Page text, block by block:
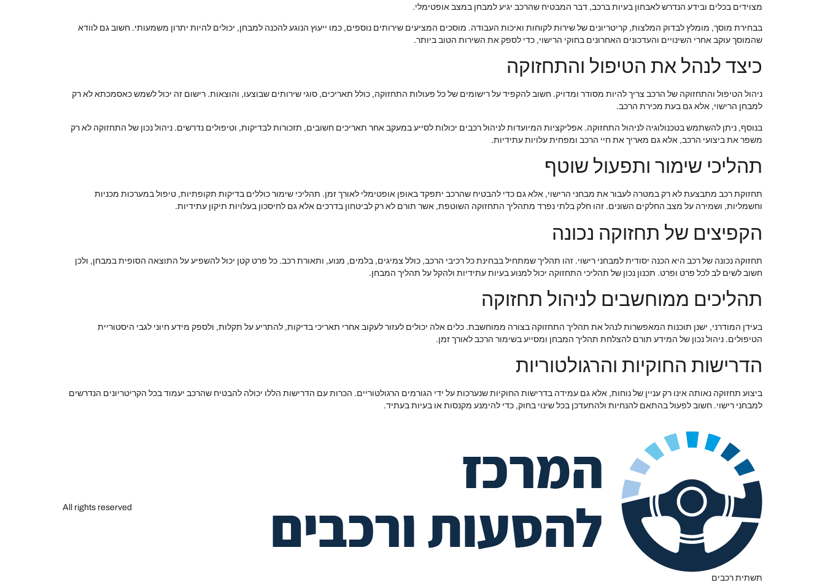
מצוידים בכלים ובידע הנדרש לאבחון בעיות ברכב, דבר המבטיח שהרכב יגיע למבחן במצב אופטימלי.
בבחירת מוסך, מומלץ לבדוק המלצות, קריטריונים של שירות לקוחות ואיכות העבודה. מוסכים המציעים שירותים נוספים, כמו ייעוץ הנוגע להכנה למבחן, יכולים להיות יתרון משמעותי. חשוב גם לוודא
שהמוסך עוקב אחרי השינויים והעדכונים האחרונים בחוקי הרישוי, כדי לספק את השירות הטוב ביותר.
כיצד לנהל את הטיפול והתחזוקה
ניהול הטיפול והתחזוקה של הרכב צריך להיות מסודר ומדויק. חשוב להקפיד על רישומים של כל פעולות התחזוקה, כולל תאריכים, סוגי שירותים שבוצעו, והוצאות. רישום זה יכול לשמש כאסמכתא לא רק
למבחן הרישוי, אלא גם בעת מכירת הרכב.
בנוסף, ניתן להשתמש בטכנולוגיה לניהול התחזוקה. אפליקציות המיועדות לניהול רכבים יכולות לסייע במעקב אחר תאריכים חשובים, תזכורות לבדיקות, וטיפולים נדרשים. ניהול נכון של התחזוקה לא רק
משפר את ביצועי הרכב, אלא גם מאריך את חיי הרכב ומפחית עלויות עתידיות.
תהליכי שימור ותפעול שוטף
תחזוקת רכב מתבצעת לא רק במטרה לעבור את מבחני הרישוי, אלא גם כדי להבטיח שהרכב יתפקד באופן אופטימלי לאורך זמן. תהליכי שימור כוללים בדיקות תקופתיות, טיפול במערכות מכניות
וחשמליות, ושמירה על מצב החלקים השונים. זהו חלק בלתי נפרד מתהליך התחזוקה השוטפת, אשר תורם לא רק לביטחון בדרכים אלא גם לחיסכון בעלויות תיקון עתידיות.
הקפיצים של תחזוקה נכונה
תחזוקה נכונה של רכב היא הכנה יסודית למבחני רישוי. זהו תהליך שמתחיל בבחינת כל רכיבי הרכב, כולל צמיגים, בלמים, מנוע, ותאורת רכב. כל פרט קטן יכול להשפיע על התוצאה הסופית במבחן, ולכן
חשוב לשים לב לכל פרט ופרט. תכנון נכון של תהליכי התחזוקה יכול למנוע בעיות עתידיות ולהקל על תהליך המבחן.
תהליכים ממוחשבים לניהול תחזוקה
בעידן המודרני, ישנן תוכנות המאפשרות לנהל את תהליך התחזוקה בצורה ממוחשבת. כלים אלה יכולים לעזור לעקוב אחרי תאריכי בדיקות, להתריע על תקלות, ולספק מידע חיוני לגבי היסטוריית
הטיפולים. ניהול נכון של המידע תורם להצלחת תהליך המבחן ומסייע בשימור הרכב לאורך זמן.
הדרישות החוקיות והרגולטוריות
ביצוע תחזוקה נאותה אינו רק עניין של נוחות, אלא גם עמידה בדרישות החוקיות שנערכות על ידי הגורמים הרגולטוריים. הכרות עם הדרישות הללו יכולה להבטיח שהרכב יעמוד בכל הקריטריונים הנדרשים
למבחני רישוי. חשוב לפעול בהתאם להנחיות ולהתעדכן בכל שינוי בחוק, כדי להימנע מקנסות או בעיות בעתיד.
תשתית רכבים
All rights reserved